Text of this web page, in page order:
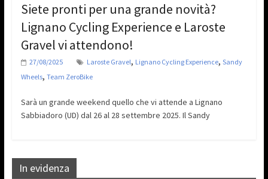
Siete pronti per una grande novità?
Lignano Cycling Experience e Laroste
Gravel vi attendono!
27/08/2025 Laroste Gravel, Lignano Cycling Experience, Sandy
Wheels, Team ZeroBike
Sarà un grande weekend quello che vi attende a Lignano
Sabbiadoro (UD) dal 26 al 28 settembre 2025. Il Sandy
In evidenza